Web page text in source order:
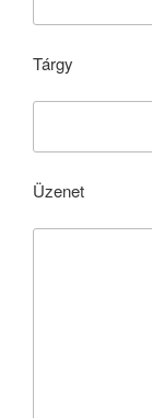
Tárgy
Üzenet